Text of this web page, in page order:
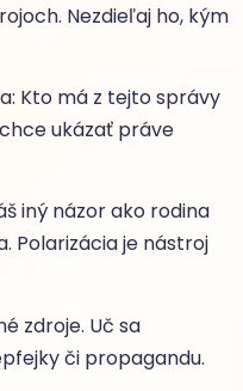
Nezdieľaj ho, kým
Kto má z tejto správy
ukázať práve
iný názor ako rodina
Polarizácia je nástroj
zdroje. Uč sa
či propagandu.